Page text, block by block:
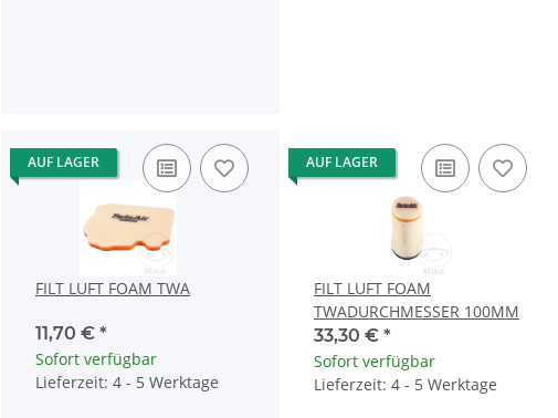
AUF LAGER
FILT LUFT FOAM TWA
11,70 € *
Sofort verfügbar
Lieferzeit: 4 - 5 Werktage
AUF LAGER
FILT LUFT FOAM
TWADURCHMESSER 100MM
33,30 € *
Sofort verfügbar
Lieferzeit: 4 - 5 Werktage